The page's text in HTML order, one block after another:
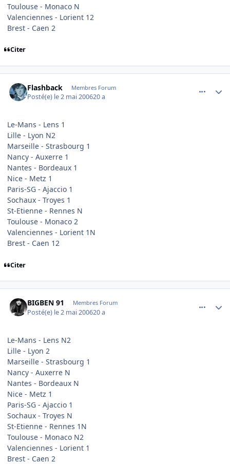
Toulouse - Monaco N
Valenciennes - Lorient 12
Brest - Caen 2
Citer
Flashback Membres Forum
Posté(e) le 2 mai 200620 a
Le-Mans - Lens 1
Lille - Lyon N2
Marseille - Strasbourg 1
Nancy - Auxerre 1
Nantes - Bordeaux 1
Nice - Metz 1
Paris-SG - Ajaccio 1
Sochaux - Troyes 1
St-Etienne - Rennes N
Toulouse - Monaco 2
Valenciennes - Lorient 1N
Brest - Caen 12
Citer
BIGBEN 91 Membres Forum
Posté(e) le 2 mai 200620 a
Le-Mans - Lens N2
Lille - Lyon 2
Marseille - Strasbourg 1
Nancy - Auxerre N
Nantes - Bordeaux N
Nice - Metz 1
Paris-SG - Ajaccio 1
Sochaux - Troyes N
St-Etienne - Rennes 1N
Toulouse - Monaco N2
Valenciennes - Lorient 1
Brest - Caen 2